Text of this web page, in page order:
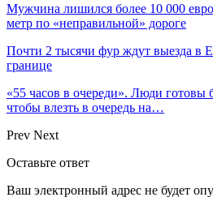
Мужчина лишился более 10 000
метр по «неправильной» дороге
Почти 2 тысячи фур ждут выезда в
границе
«55 часов в очереди». Люди готовы
чтобы влезть в очередь на…
Prev Next
Оставьте ответ
Ваш электронный адрес не будет